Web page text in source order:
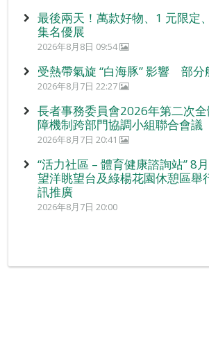
最後兩天！萬款好物、1 元限定
集名優展
2026年8月8日 09:54
受熱帶氣旋 “白海豚” 影響 部分
2026年8月7日 22:27
長者事務委員會2026年第二次
障機制跨部門協調小組聯合會議
2026年8月7日 20:41
“活力社區 – 體育健康諮詢站” 8
望洋眺望台及綠楊花園休憩區舉
訊推廣
2026年8月7日 20:00